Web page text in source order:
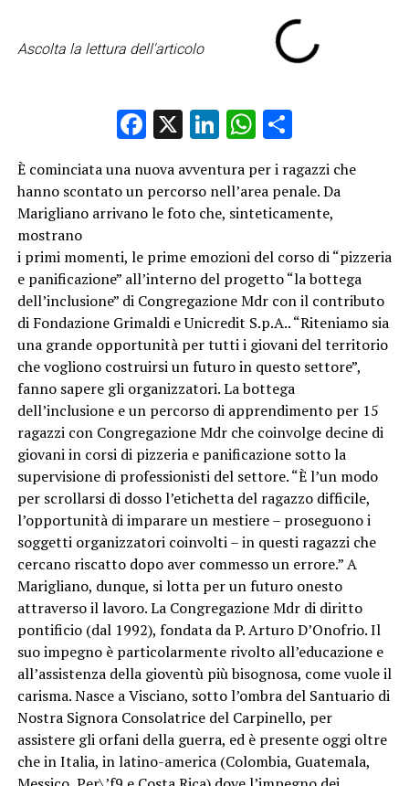
Ascolta la lettura dell'articolo
Facebook
X LinkedIn
WhatsApp
Condividi
È cominciata una nuova avventura per i ragazzi che
hanno scontato un percorso nell’area penale. Da
Marigliano arrivano le foto che, sinteticamente,
mostrano
i primi momenti, le prime emozioni del corso di “pizzeria
e panificazione” all’interno del progetto “la bottega
dell’inclusione” di Congregazione Mdr con il contributo
di Fondazione Grimaldi e Unicredit S.p.A.. “Riteniamo sia
una grande opportunità per tutti i giovani del territorio
che vogliono costruirsi un futuro in questo settore”,
fanno sapere gli organizzatori. La bottega
dell’inclusione e un percorso di apprendimento per 15
ragazzi con Congregazione Mdr che coinvolge decine di
giovani in corsi di pizzeria e panificazione sotto la
supervisione di professionisti del settore. “È l’un modo
per scrollarsi di dosso l’etichetta del ragazzo difficile,
l’opportunità di imparare un mestiere – proseguono i
soggetti organizzatori coinvolti – in questi ragazzi che
cercano riscatto dopo aver commesso un errore.” A
Marigliano, dunque, si lotta per un futuro onesto
attraverso il lavoro. La Congregazione Mdr di diritto
pontificio (dal 1992), fondata da P. Arturo D’Onofrio. Il
suo impegno è particolarmente rivolto all’educazione e
all’assistenza della gioventù più bisognosa, come vuole il
carisma. Nasce a Visciano, sotto l’ombra del Santuario di
Nostra Signora Consolatrice del Carpinello, per
assistere gli orfani della guerra, ed è presente oggi oltre
che in Italia, in latino-america (Colombia, Guatemala,